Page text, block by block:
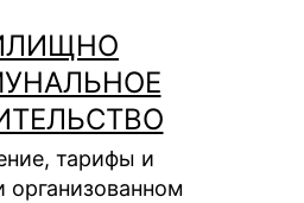
тарифы и
организованном